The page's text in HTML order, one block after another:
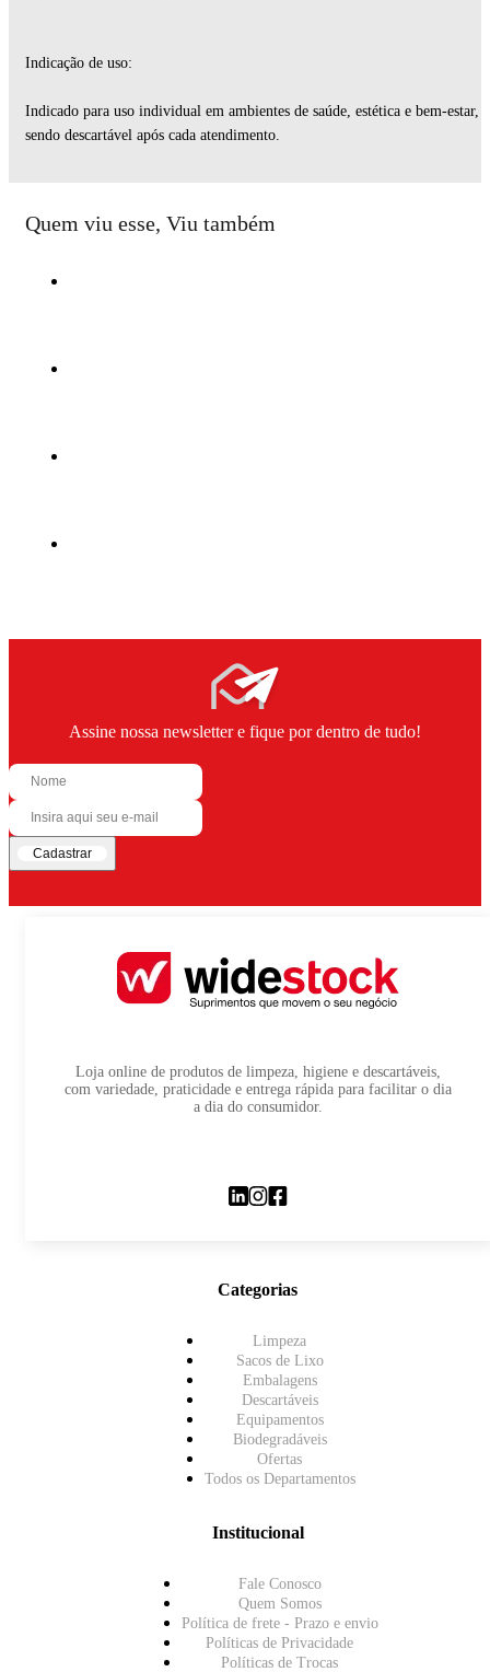
Indicação de uso:
Indicado para uso individual em ambientes de saúde, estética e bem-estar,
sendo descartável após cada atendimento.
Quem viu esse, Viu também
Assine nossa newsletter e fique por dentro de tudo!
Cadastrar
Loja online de produtos de limpeza, higiene e descartáveis,
com variedade, praticidade e entrega rápida para facilitar o dia
a dia do consumidor.
Categorias
Limpeza
Sacos de Lixo
Embalagens
Descartáveis
Equipamentos
Biodegradáveis
Ofertas
Todos os Departamentos
Institucional
Fale Conosco
Quem Somos
Política de frete - Prazo e envio
Políticas de Privacidade
Políticas de Trocas